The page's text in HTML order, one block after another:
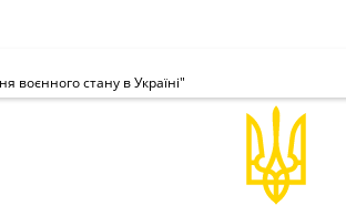
воєнного стану в Україні"